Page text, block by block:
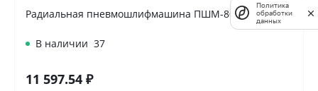
Радиальная пневмошлифмашина ПШМ-80
В наличии 37
11 597.54 ₽
Политика
обработки
данных